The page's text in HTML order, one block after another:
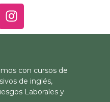
con cursos de
de inglés,
Laborales y